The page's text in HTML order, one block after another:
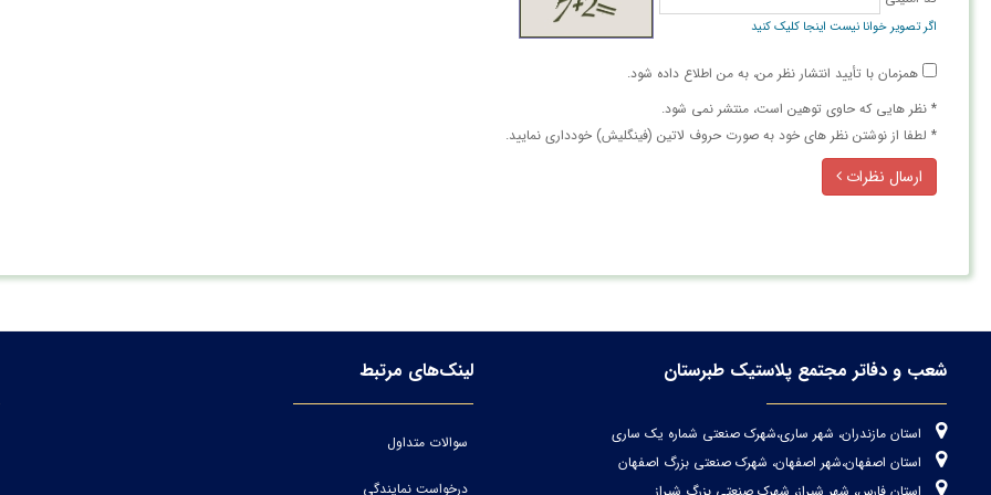
اگر تصویر خوانا نیست اینجا کلیک کنید
همزمان با تأیید انتشار نظر من، به من اطلاع داده شود.
* نظر هایی كه حاوی توهین است، منتشر نمی شود.
* لطفا از نوشتن نظر های خود به صورت حروف لاتین (فینگلیش) خودداری نمایید.
ارسال نظرات
شعب و دفاتر مجتمع پلاستیک طبرستان
استان مازندران، شهر ساری،شهرک صنعتی شماره یک ساری
استان اصفهان،شهر اصفهان، شهرک صنعتی بزرگ اصفهان
لینک‌های مرتبط
سوالات متداول
درخواست نمایندگی